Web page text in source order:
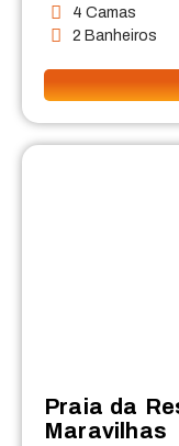
4 Camas
2 Banheiros
Praia da
Maravilhas